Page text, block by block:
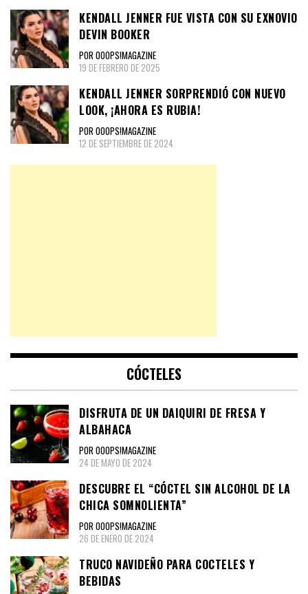
KENDALL JENNER FUE VISTA CON SU EXNOVIO
DEVIN BOOKER
POR OOOPS!MAGAZINE
19 DE FEBRERO DE 2025
KENDALL JENNER SORPRENDIÓ CON NUEVO
LOOK, ¡AHORA ES RUBIA!
POR OOOPS!MAGAZINE
12 DE SEPTIEMBRE DE 2024
CÓCTELES
DISFRUTA DE UN DAIQUIRI DE FRESA Y
ALBAHACA
POR OOOPS!MAGAZINE
24 DE MAYO DE 2024
DESCUBRE EL “CÓCTEL SIN ALCOHOL DE LA
CHICA SOMNOLIENTA”
POR OOOPS!MAGAZINE
26 DE ENERO DE 2024
TRUCO NAVIDEÑO PARA COCTELES Y
BEBIDAS